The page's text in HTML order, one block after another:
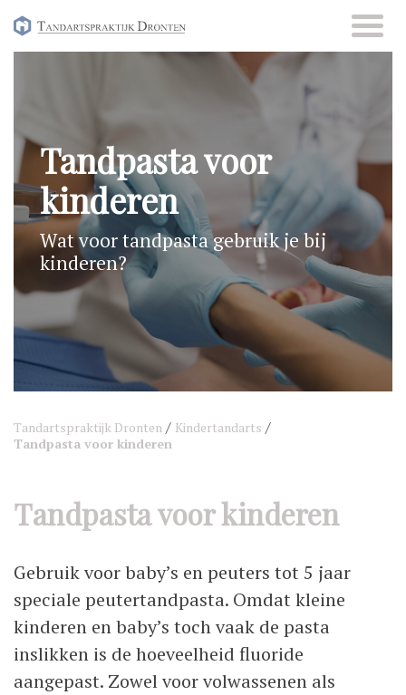
Tandpasta voor
kinderen
Wat voor tandpasta gebruik je bij
kinderen?
Tandartspraktijk Dronten / Kindertandarts /
Tandpasta voor kinderen
Tandpasta voor kinderen
Gebruik voor baby’s en peuters tot 5 jaar
speciale peutertandpasta. Omdat kleine
kinderen en baby’s toch vaak de pasta
inslikken is de hoeveelheid fluoride
aangepast. Zowel voor volwassenen als